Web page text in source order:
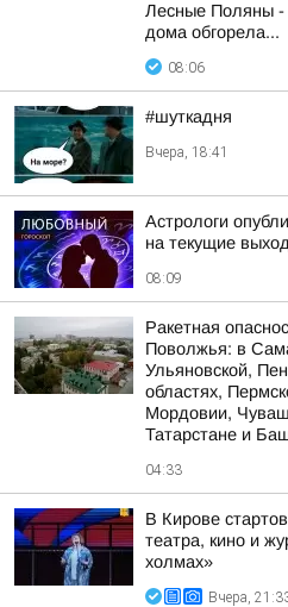
Лесные Поляны -
дома обгорела...
08:06
#шуткадня
Вчера, 18:41
Астрологи
на текущие
08:09
Ракетная
Поволжья: в
Ульяновской,
областях,
Мордовии,
Татарстане и
04:33
В Кирове
театра, кино и
холмах»
Вчера,